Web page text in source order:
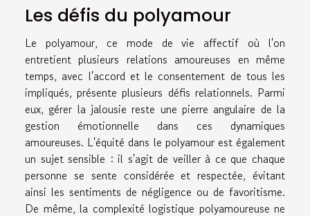
Les défis du polyamour
Le polyamour, ce mode de vie affectif où l'on
entretient plusieurs relations amoureuses en même
temps, avec l'accord et le consentement de tous les
impliqués, présente plusieurs défis relationnels. Parmi
eux, gérer la jalousie reste une pierre angulaire de la
gestion émotionnelle dans ces dynamiques
amoureuses. L'équité dans le polyamour est également
un sujet sensible : il s'agit de veiller à ce que chaque
personne se sente considérée et respectée, évitant
ainsi les sentiments de négligence ou de favoritisme.
De même, la complexité logistique polyamoureuse ne